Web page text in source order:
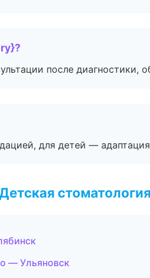
после диагностики,
для детей —
стоматология
— Ульяновск